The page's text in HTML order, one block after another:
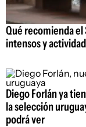
Qué recomienda
intensos y
Diego Forlán ya
la selección
podrá ver